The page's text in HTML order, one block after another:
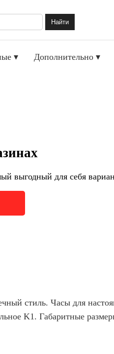
Найти
▾ Дополнительно ▾
выгодный для себя
стиль. Часы для
K1. Габаритные